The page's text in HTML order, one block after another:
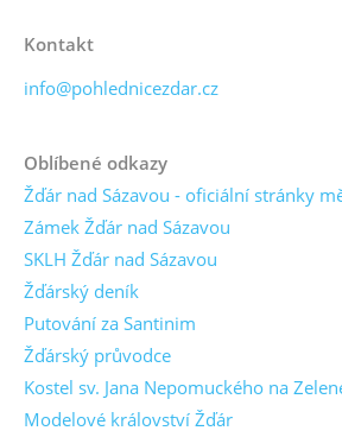
Kontakt
info@pohlednicezdar.cz
Oblíbené odkazy
Žďár nad Sázavou - oficiální stránky
Zámek Žďár nad Sázavou
SKLH Žďár nad Sázavou
Žďárský deník
Putování za Santinim
Žďárský průvodce
Kostel sv. Jana Nepomuckého na
Modelové království Žďár